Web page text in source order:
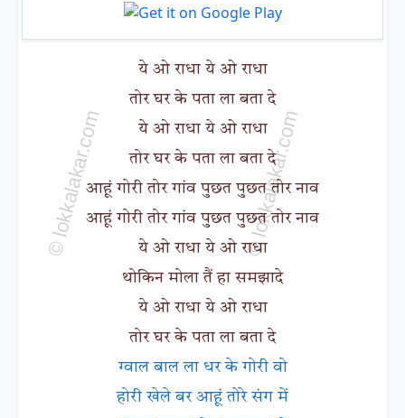
ये ओ राधा ये ओ राधा
तोर घर के पता ला बता दे
ये ओ राधा ये ओ राधा
तोर घर के पता ला बता दे
आहूं गोरी तोर गांव पुछत पुछत तोर नाव
आहूं गोरी तोर गांव पुछत पुछत तोर नाव
ये ओ राधा ये ओ राधा
थोकिन मोला तैं हा समझादे
ये ओ राधा ये ओ राधा
तोर घर के पता ला बता दे
ग्वाल बाल ला धर के गोरी वो
होरी खेले बर आहूं तोरे संग में